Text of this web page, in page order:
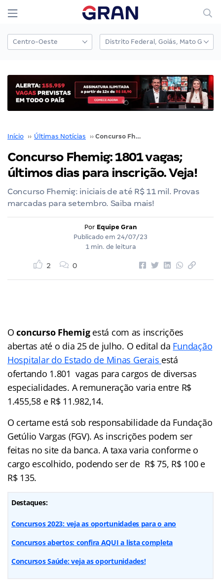
Início ›› Últimas Notícias ›› Concurso Fhemig: 1801 vagas; últimos dias para inscrição. Veja!
Concurso Fhemig: 1801 vagas;
últimos dias para inscrição. Veja!
Concurso Fhemig: iniciais de até R$ 11 mil. Provas
marcadas para setembro. Saiba mais!
Por Equipe Gran
Publicado em 24/07/23
1 min. de leitura
2 0
Oconcurso Fhemig está com as inscrições
abertas até o dia 25 de julho. O edital da Fundação
Hospitalar do Estado de Minas Gerais está
ofertando 1.801 vagas para cargos de diversas
especialidades. A remuneração varia entre R$
1.455,58 e R$ 11.982,14.
O certame está sob responsabilidade da Fundação
Getúlio Vargas (FGV). As inscrições podem ser
feitas no site da banca. A taxa varia conforme o
cargo escolhido, podendo ser de R$ 75, R$ 100 e
R$ 135.
Destaques:
Concursos 2023: veja as oportunidades para o ano
Concursos abertos: confira AQUI a lista completa
Concursos Saúde: veja as oportunidades!